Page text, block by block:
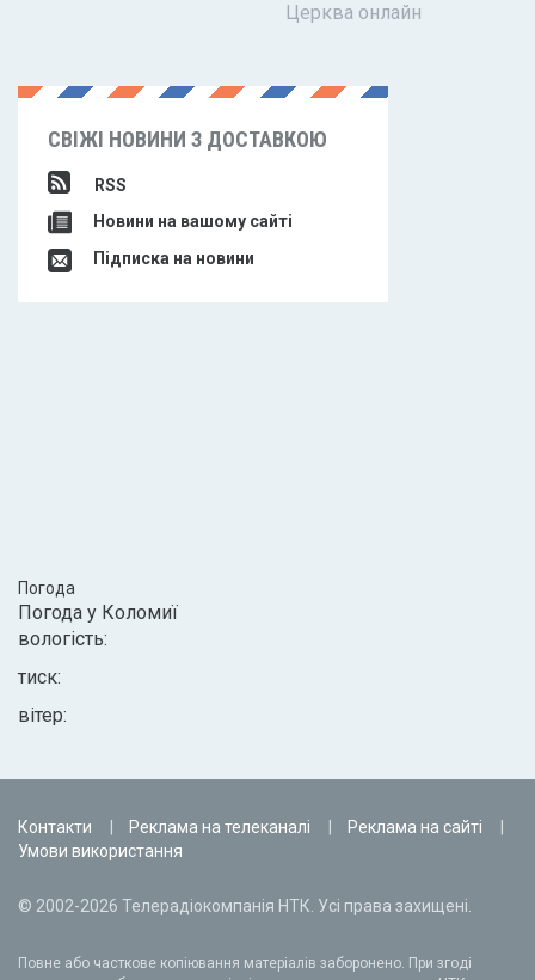
Церква онлайн
СВІЖІ НОВИНИ З ДОСТАВКОЮ
RSS
Новини на вашому сайті
Підписка на новини
Погода
Погода у Коломиї
вологість:
тиск:
вітер:
Контакти Реклама на телеканалі
Реклама на сайті
Умови використання
© 2002-2026 Телерадіокомпанія НТК. Усі права захищені.
Повне або часткове копіювання матеріалів заборонено. При згоді